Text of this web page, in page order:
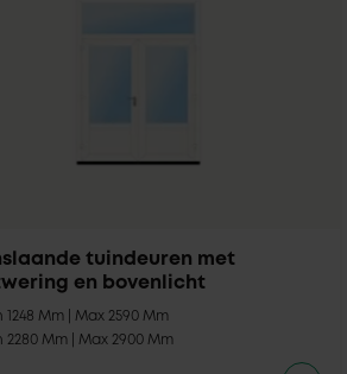
tuindeuren met
en bovenlicht
1248 Mm | Max 2590 Mm
2280 Mm | Max 2900 Mm